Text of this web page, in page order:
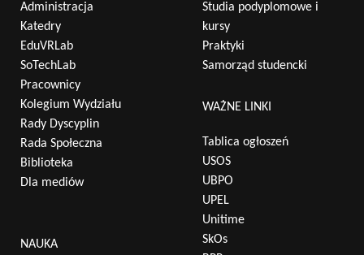
Administracja
Katedry
EduVRLab
SoTechLab
Pracownicy
Kolegium Wydziału
Rady Dyscyplin
Rada Społeczna
Biblioteka
Dla mediów
NAUKA
Studia podyplomowe i
kursy
Praktyki
Samorząd studencki
WAŻNE LINKI
Tablica ogłoszeń
USOS
UBPO
UPEL
Unitime
SkOs